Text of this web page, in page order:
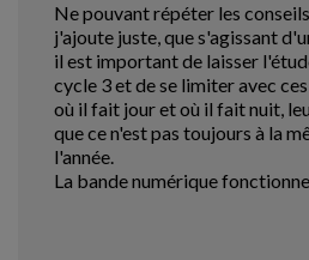
Ne pouvant répéter les
j'ajoute juste, que s'agissant
il est important de laisser
cycle 3 et de se limiter avec
où il fait jour et où il fait nuit,
que ce n'est pas toujours à la
l'année.
La bande numérique